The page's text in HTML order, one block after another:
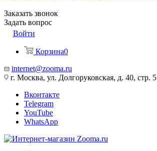
Заказать звонок
Задать вопрос
Войти
Корзина0
internet@zooma.ru
г. Москва, ул. Долгоруковская, д. 40, стр. 5
Вконтакте
Telegram
YouTube
WhatsApp